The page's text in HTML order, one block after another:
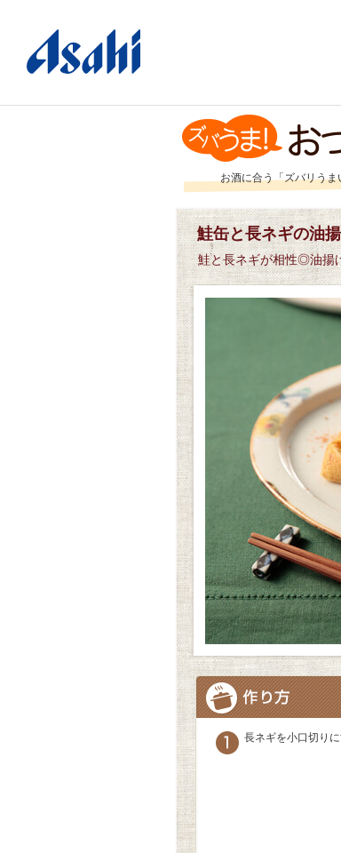
お酒に合う「ズバリう
鮭缶と長ネギの油
鮭と長ネギが相性◎油揚
長ネギを小口切りに